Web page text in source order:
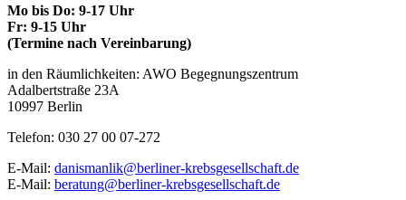
Mo bis Do: 9-17 Uhr
Fr: 9-15 Uhr
(Termine nach Vereinbarung)
in den Räumlichkeiten: AWO Begegnungszentrum
Adalbertstraße 23A
10997 Berlin
Telefon: 030 27 00 07-272
E-Mail: danismanlik@berliner-krebsgesellschaft.de
E-Mail: beratung@berliner-krebsgesellschaft.de